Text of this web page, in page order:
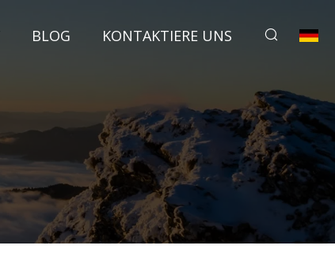
BLOG KONTAKTIERE UNS